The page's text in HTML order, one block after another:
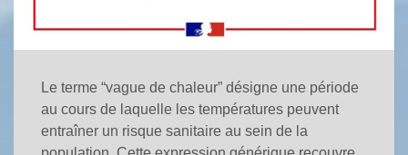
Le terme “vague de chaleur” désigne une période
au cours de laquelle les températures peuvent
entraîner un risque sanitaire au sein de la